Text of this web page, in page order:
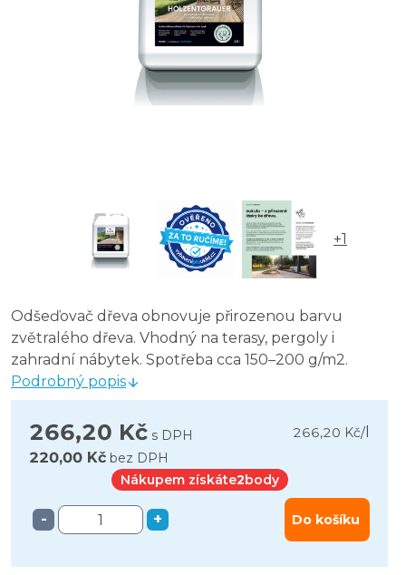
+1
Odšeďovač dřeva obnovuje přirozenou barvu
zvětralého dřeva. Vhodný na terasy, pergoly i
zahradní nábytek. Spotřeba cca 150–200 g/m2.
Podrobný popis
266,20 Kč s DPH 266,20 Kč/
220,00 Kč bez DPH
Nákupem získáte2body
- + Do košíku